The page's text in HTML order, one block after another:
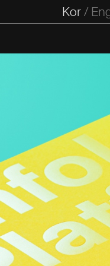
Kor/